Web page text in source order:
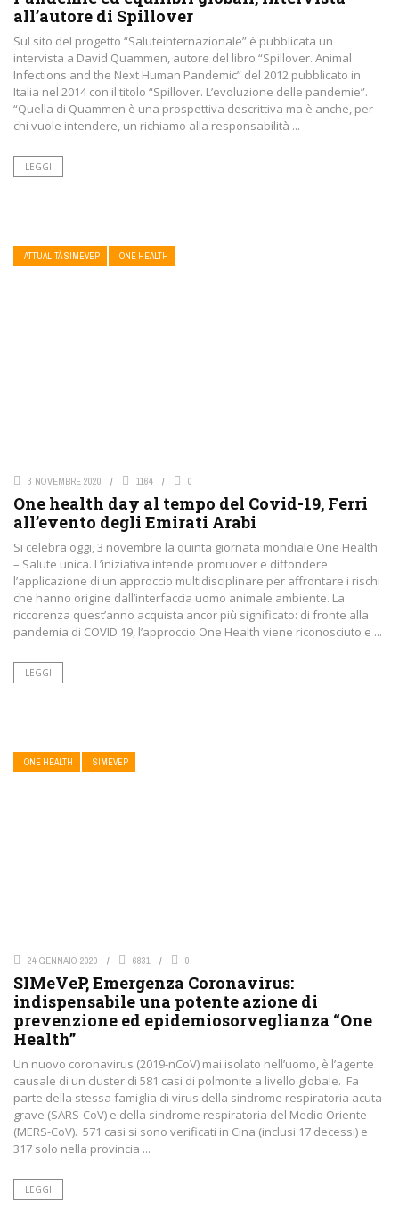
all’autore di Spillover
Sul sito del progetto “Saluteinternazionale” è pubblicata un
intervista a David Quammen, autore del libro “Spillover. Animal
Infections and the Next Human Pandemic” del 2012 pubblicato in
Italia nel 2014 con il titolo “Spillover. L’evoluzione delle pandemie”.
“Quella di Quammen è una prospettiva descrittiva ma è anche, per
chi vuole intendere, un richiamo alla responsabilità ...
LEGGI
ATTUALITÀ SIMEVEP ONE HEALTH
3 NOVEMBRE 2020 1164 0
One health day al tempo del Covid-19, Ferri
all’evento degli Emirati Arabi
Si celebra oggi, 3 novembre la quinta giornata mondiale One Health
– Salute unica. L’iniziativa intende promuover e diffondere
l’applicazione di un approccio multidisciplinare per affrontare i rischi
che hanno origine dall’interfaccia uomo animale ambiente. La
riccorenza quest’anno acquista ancor più significato: di fronte alla
pandemia di COVID 19, l’approccio One Health viene riconosciuto e ...
LEGGI
ONE HEALTH SIMEVEP
24 GENNAIO 2020 6831 0
SIMeVeP, Emergenza Coronavirus:
indispensabile una potente azione di
prevenzione ed epidemiosorveglianza “One
Health”
Un nuovo coronavirus (2019-nCoV) mai isolato nell’uomo, è l’agente
causale di un cluster di 581 casi di polmonite a livello globale. Fa
parte della stessa famiglia di virus della sindrome respiratoria acuta
grave (SARS-CoV) e della sindrome respiratoria del Medio Oriente
(MERS-CoV). 571 casi si sono verificati in Cina (inclusi 17 decessi) e
317 solo nella provincia ...
LEGGI